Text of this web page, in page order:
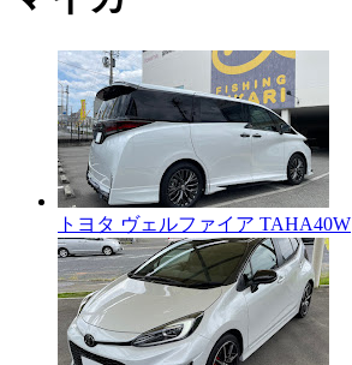
トヨタ ヴェルファイア TAHA40W